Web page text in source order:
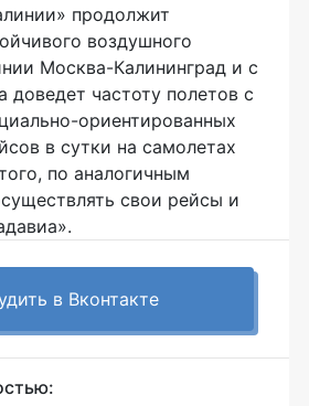
продолжит
воздушного
Москва-Калининград и с
доведет частоту полетов с
ориентированных
в сутки на самолетах
по аналогичным
свои рейсы и
в Вконтакте